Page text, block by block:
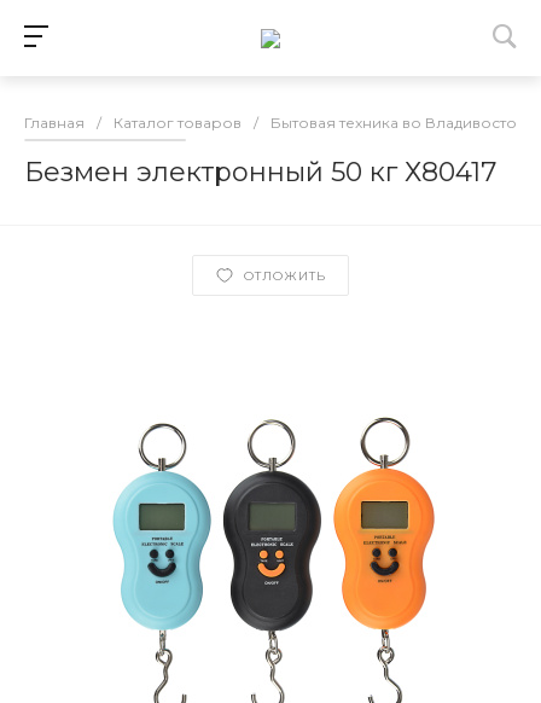
Главная / Каталог товаров / Бытовая техника во Владивостоке
Безмен электронный 50 кг Х80417
ОТЛОЖИТЬ